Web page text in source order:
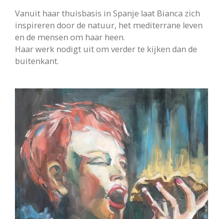
Vanuit haar thuisbasis in Spanje laat Bianca zich
inspireren door de natuur, het mediterrane leven
en de mensen om haar heen.
Haar werk nodigt uit om verder te kijken dan de
buitenkant.